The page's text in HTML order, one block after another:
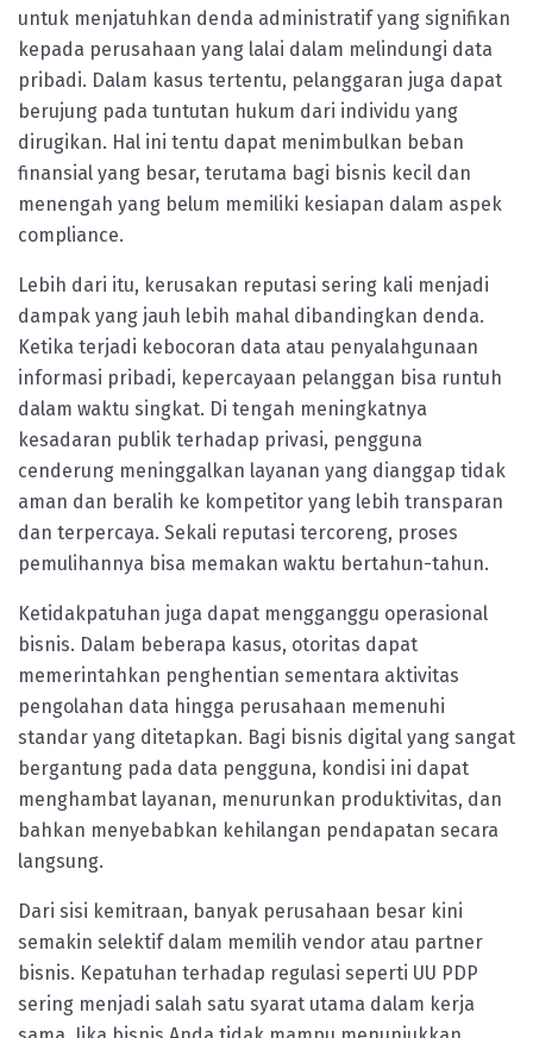
untuk menjatuhkan denda administratif yang signifikan
kepada perusahaan yang lalai dalam melindungi data
pribadi. Dalam kasus tertentu, pelanggaran juga dapat
berujung pada tuntutan hukum dari individu yang
dirugikan. Hal ini tentu dapat menimbulkan beban
finansial yang besar, terutama bagi bisnis kecil dan
menengah yang belum memiliki kesiapan dalam aspek
compliance.
Lebih dari itu, kerusakan reputasi sering kali menjadi
dampak yang jauh lebih mahal dibandingkan denda.
Ketika terjadi kebocoran data atau penyalahgunaan
informasi pribadi, kepercayaan pelanggan bisa runtuh
dalam waktu singkat. Di tengah meningkatnya
kesadaran publik terhadap privasi, pengguna
cenderung meninggalkan layanan yang dianggap tidak
aman dan beralih ke kompetitor yang lebih transparan
dan terpercaya. Sekali reputasi tercoreng, proses
pemulihannya bisa memakan waktu bertahun-tahun.
Ketidakpatuhan juga dapat mengganggu operasional
bisnis. Dalam beberapa kasus, otoritas dapat
memerintahkan penghentian sementara aktivitas
pengolahan data hingga perusahaan memenuhi
standar yang ditetapkan. Bagi bisnis digital yang sangat
bergantung pada data pengguna, kondisi ini dapat
menghambat layanan, menurunkan produktivitas, dan
bahkan menyebabkan kehilangan pendapatan secara
langsung.
Dari sisi kemitraan, banyak perusahaan besar kini
semakin selektif dalam memilih vendor atau partner
bisnis. Kepatuhan terhadap regulasi seperti UU PDP
sering menjadi salah satu syarat utama dalam kerja